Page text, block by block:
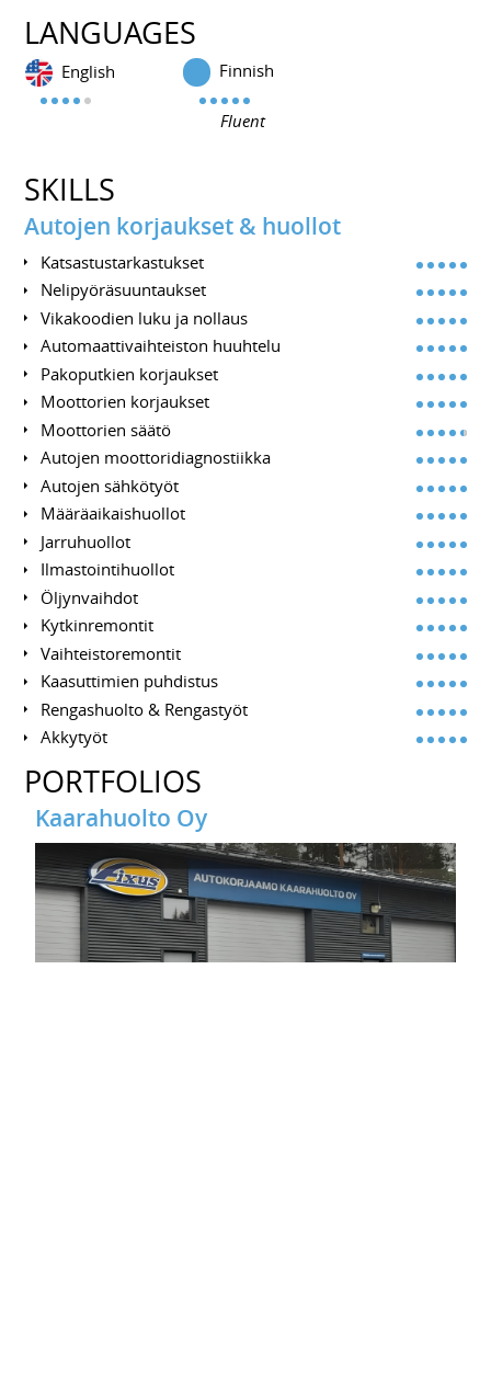
LANGUAGES
English Finnish
Fluent
SKILLS
Autojen korjaukset & huollot
Katsastustarkastukset
Nelipyöräsuuntaukset
Vikakoodien luku ja nollaus
Automaattivaihteiston huuhtelu
Pakoputkien korjaukset
Moottorien korjaukset
Moottorien säätö
Autojen moottoridiagnostiikka
Autojen sähkötyöt
Määräaikaishuollot
Jarruhuollot
Ilmastointihuollot
Öljynvaihdot
Kytkinremontit
Vaihteistoremontit
Kaasuttimien puhdistus
Rengashuolto & Rengastyöt
Akkytyöt
PORTFOLIOS
Kaarahuolto Oy